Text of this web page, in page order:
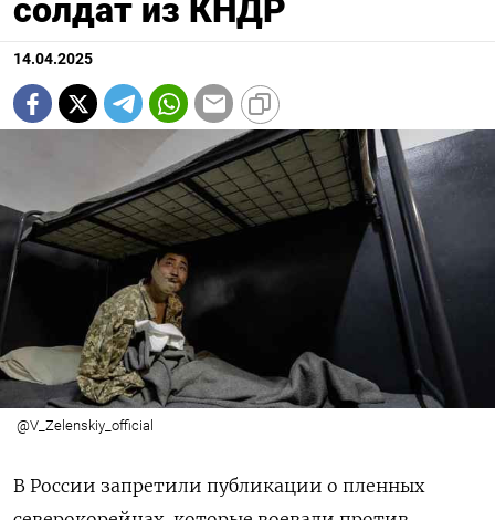
солдат из КНДР
14.04.2025
@V_Zelenskiy_official
В России запретили публикации о пленных